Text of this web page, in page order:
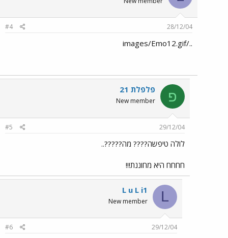
28/12/04
#4
../images/Emo12.gif
פ פלפלת 21
New member
29/12/04
#5
לולה טיפשה???? מה?????..
חחחח היא מחוננת!!!
L
L u L i1
New member
29/12/04
#6